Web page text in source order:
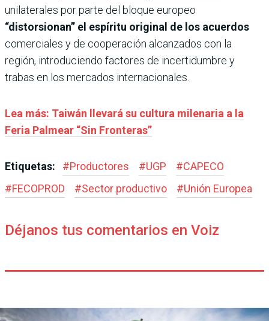
unilaterales por parte del bloque europeo
“distorsionan” el espíritu original de los acuerdos
comerciales y de cooperación alcanzados con la
región, introduciendo factores de incertidumbre y
trabas en los mercados internacionales.
Lea más: Taiwán llevará su cultura milenaria a la
Feria Palmear “Sin Fronteras”
Etiquetas: #Productores #UGP #CAPECO
#FECOPROD #Sector productivo #Unión Europea
Déjanos tus comentarios en Voiz